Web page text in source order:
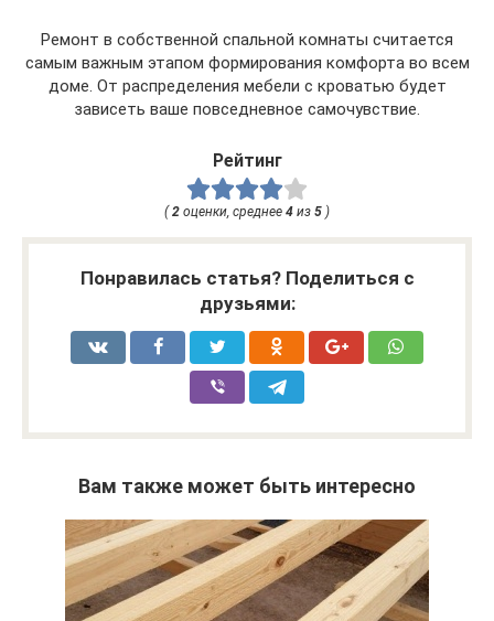
Ремонт в собственной спальной комнаты считается
самым важным этапом формирования комфорта во всем
доме. От распределения мебели с кроватью будет
зависеть ваше повседневное самочувствие.
Рейтинг
( 2 оценки, среднее 4 из 5 )
Понравилась статья? Поделиться с
друзьями:
Вам также может быть интересно